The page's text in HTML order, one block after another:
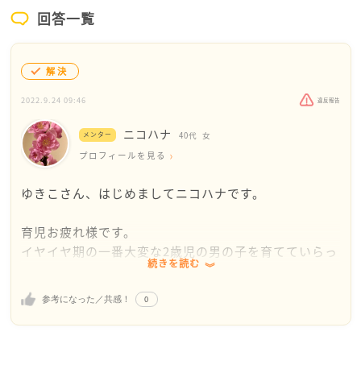
回答一覧
解決
2022.9.24 09:46 違反報告
メンター ニコハナ 40代 女
プロフィールを見る
ゆきこさん、はじめましてニコハナです。
育児お疲れ様です。
イヤイヤ期の一番大変な2歳児の男の子を育てていらっ
しゃるということで、心にゆとりない生活がとても分
かります。
私は娘なのですが、その時期はやはり大変でした。当
続きを読む
参考になった／共感！ 0